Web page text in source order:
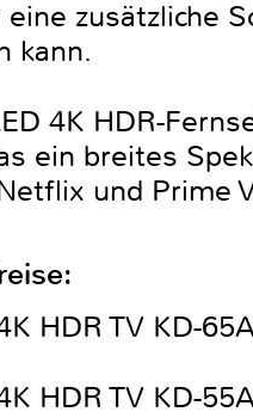
zusätzliche
kann.
4K HDR-
ein breites
und
HDR TV KD-
HDR TV KD-